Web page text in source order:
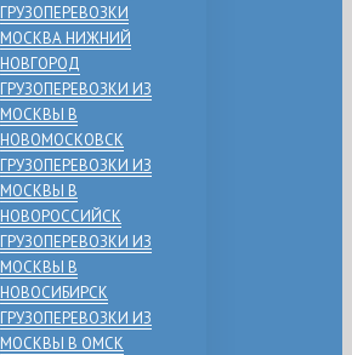
ГРУЗОПЕРЕВОЗКИ
МОСКВА НИЖНИЙ
НОВГОРОД
ГРУЗОПЕРЕВОЗКИ ИЗ
МОСКВЫ В
НОВОМОСКОВСК
ГРУЗОПЕРЕВОЗКИ ИЗ
МОСКВЫ В
НОВОРОССИЙСК
ГРУЗОПЕРЕВОЗКИ ИЗ
МОСКВЫ В
НОВОСИБИРСК
ГРУЗОПЕРЕВОЗКИ ИЗ
МОСКВЫ В ОМСК